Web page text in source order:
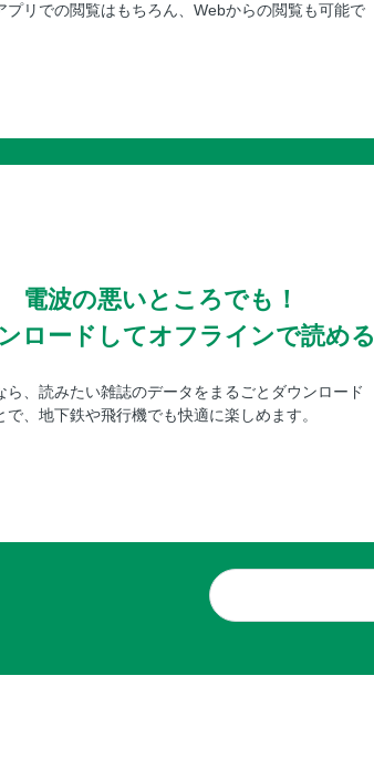
プリでの閲覧はもちろん、Webからの閲覧も可能で
電波の悪いところでも！
ロードしてオフラインで読める
ら、読みたい雑誌のデータをまるごとダウンロード
で、地下鉄や飛行機でも快適に楽しめます。